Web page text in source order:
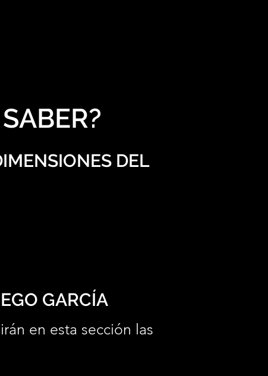
DEL
GARCÍA
en esta sección las